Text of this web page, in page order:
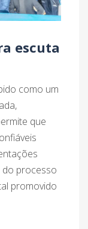
escuta
como um
que
do processo
promovido